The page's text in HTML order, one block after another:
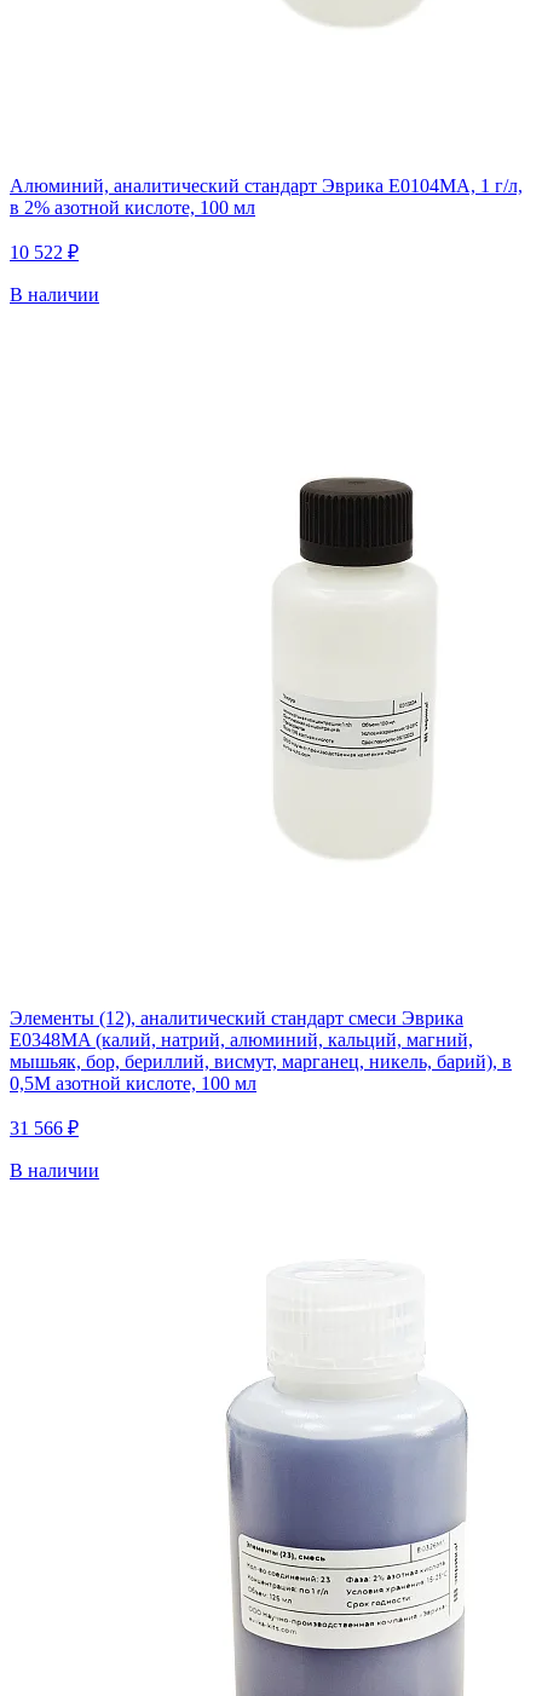
Алюминий, аналитический стандарт Эврика E0104MA, 1 г/л,
в 2% азотной кислоте, 100 мл
10 522 ₽
В наличии
Элементы (12), аналитический стандарт смеси Эврика
E0348MA (калий, натрий, алюминий, кальций, магний,
мышьяк, бор, бериллий, висмут, марганец, никель, барий), в
0,5М азотной кислоте, 100 мл
31 566 ₽
В наличии